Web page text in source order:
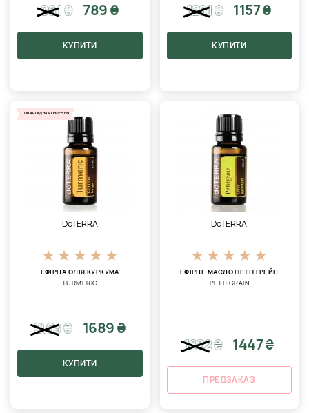
961₴ 789 ₴
КУПИТИ
1261₴ 1157 ₴
КУПИТИ
ТОВАР ПІД ЗАМОВЛЕННЯ
DoTERRA
ЕФІРНА ОЛІЯ КУРКУМА
TURMERIC
2103₴ 1689 ₴
КУПИТИ
DoTERRA
ЕФІРНЕ МАСЛО ПЕТІТГРЕЙН
PETITGRAIN
1622₴ 1447 ₴
ПРЕДЗАКАЗ